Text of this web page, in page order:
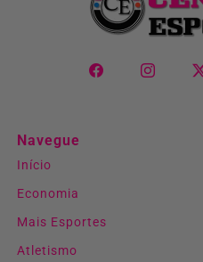
Navegue
Início
Economia
Mais Esportes
Atletismo